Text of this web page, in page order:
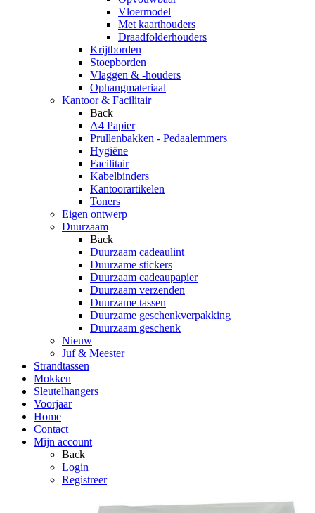
Vloermodel
Met kaarthouders
Draadfolderhouders
Krijtborden
Stoepborden
Vlaggen & -houders
Ophangmateriaal
Kantoor & Facilitair
Back
A4 Papier
Prullenbakken - Pedaalemmers
Hygiëne
Facilitair
Kabelbinders
Kantoorartikelen
Toners
Eigen ontwerp
Duurzaam
Back
Duurzaam cadeaulint
Duurzame stickers
Duurzaam cadeaupapier
Duurzaam verzenden
Duurzame tassen
Duurzame geschenkverpakking
Duurzaam geschenk
Nieuw
Juf & Meester
Strandtassen
Mokken
Sleutelhangers
Voorjaar
Home
Contact
Mijn account
Back
Login
Registreer